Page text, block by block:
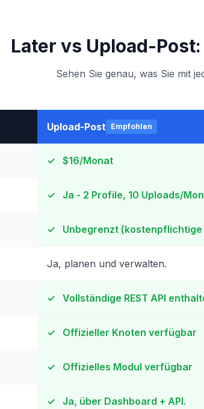
Later vs Upload-
Sehen Sie genau, was Sie mit
Upload-Post Empfohlen
✓ $16/Monat
✓ Ja - 2 Profile, 10 Uploads/
✓ Unbegrenzt (kostenpflichtige
Ja, planen und verwalten.
✓ Vollständige REST API
✓ Offizieller Knoten verfügbar
✓ Offizielles Modul verfügbar
✓ Ja, über Dashboard + API.